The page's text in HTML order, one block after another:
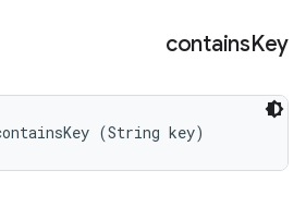
containsKey
(String key)